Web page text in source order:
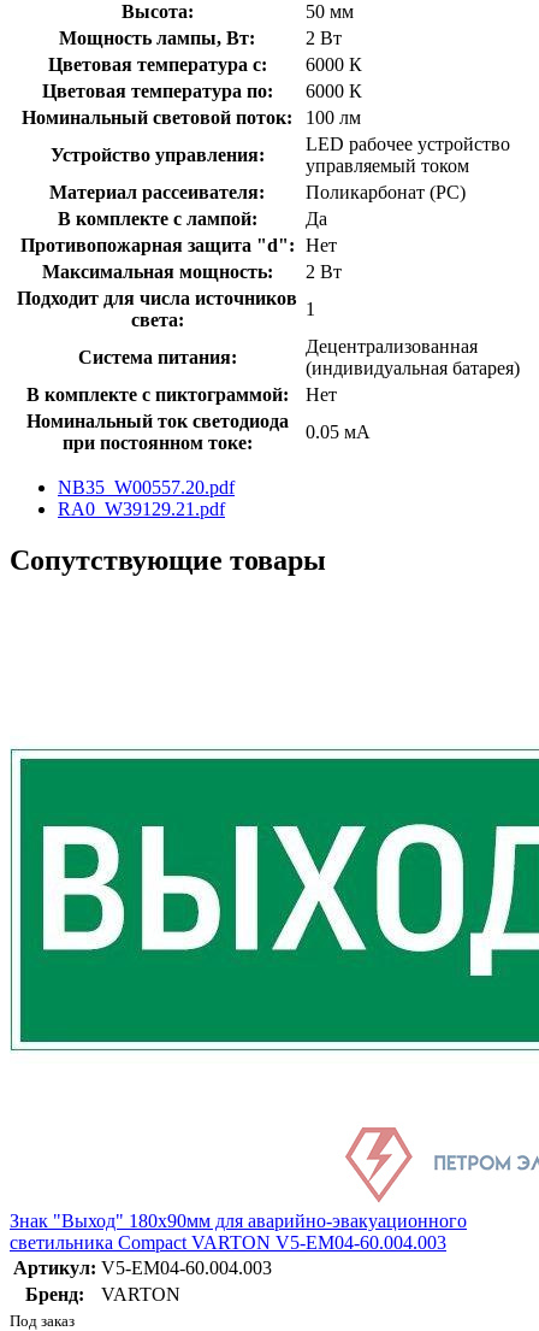
Высота:
50 мм
Мощность лампы, Вт:
2 Вт
Цветовая температура с:
6000 К
Цветовая температура по:
6000 К
Номинальный световой поток:
100 лм
Устройство управления:
LED рабочее устройство
управляемый током
Материал рассеивателя:
Поликарбонат (PC)
В комплекте с лампой:
Да
Противопожарная защита "d": Нет
Максимальная мощность:
2 Вт
Подходит для числа источников
света:
1
Система питания:
Децентрализованная
(индивидуальная батарея)
В комплекте с пиктограммой:
Нет
Номинальный ток светодиода
при постоянном токе:
0.05 мА
NB35_W00557.20.pdf
RA0_W39129.21.pdf
Сопутствующие товары
Знак "Выход" 180х90мм для аварийно-эвакуационного
светильника Compact VARTON V5-EM04-60.004.003
Артикул: V5-EM04-60.004.003
Бренд:
VARTON
Под заказ